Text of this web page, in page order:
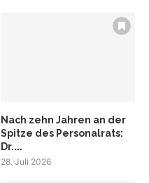
Nach zehn Jahren an der
Spitze des Personalrats:
Dr....
28. Juli 2026